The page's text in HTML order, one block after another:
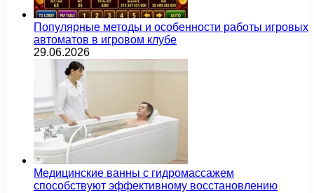
Популярные методы и особенности работы игровых
автоматов в игровом клубе
29.06.2026
Медицинские ванны с гидромассажем
способствуют эффективному восстановлению